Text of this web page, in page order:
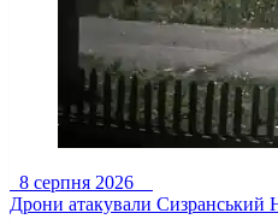
8 серпня 2026
Дрони атакували Сизранський